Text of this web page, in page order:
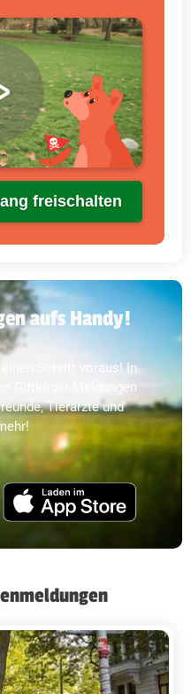
freischalten
aufs Handy!
Schritt voraus! In
Giftköder-Meldungen
Tierärzte und